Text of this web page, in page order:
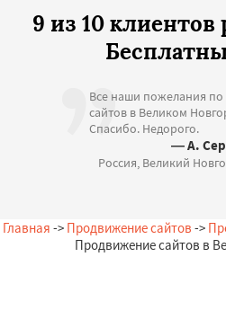
9 из 10
Все наши пожелания
сайтов в Великом
Спасибо. Недорого.
— А.
Россия, Великий
Главная -> Продвижение сайтов ->
Продвижение сайтов в